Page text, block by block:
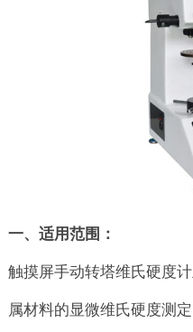
一、适用范围：
触摸屏手动转塔维氏硬度
属材料的显微维氏硬度测